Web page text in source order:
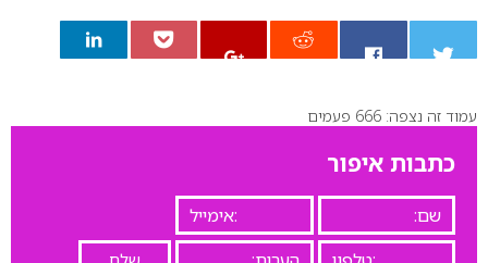
0
עמוד זה נצפה: 666 פעמים
כתבות איפור